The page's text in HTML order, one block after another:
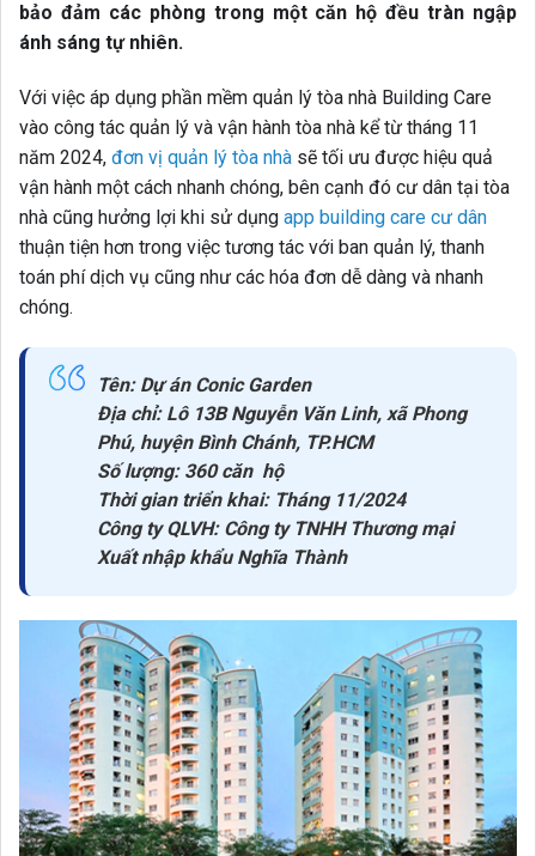
bảo đảm các phòng trong một căn hộ đều tràn ngập
ánh sáng tự nhiên.
Với việc áp dụng phần mềm quản lý tòa nhà Building Care
vào công tác quản lý và vận hành tòa nhà kể từ tháng 11
năm 2024, đơn vị quản lý tòa nhà sẽ tối ưu được hiệu quả
vận hành một cách nhanh chóng, bên cạnh đó cư dân tại tòa
nhà cũng hưởng lợi khi sử dụng app building care cư dân
thuận tiện hơn trong việc tương tác với ban quản lý, thanh
toán phí dịch vụ cũng như các hóa đơn dễ dàng và nhanh
chóng.
Tên: Dự án Conic Garden
Địa chỉ: Lô 13B Nguyễn Văn Linh, xã Phong
Phú, huyện Bình Chánh, TP.HCM
Số lượng: 360 căn hộ
Thời gian triển khai: Tháng 11/2024
Công ty QLVH: Công ty TNHH Thương mại
Xuất nhập khẩu Nghĩa Thành